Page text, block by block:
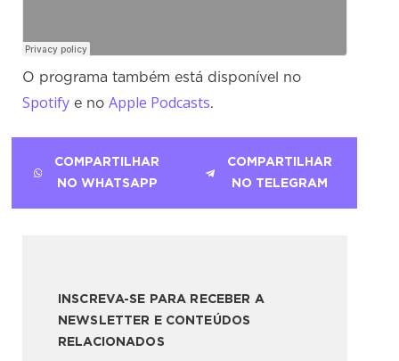
O programa também está disponível no
Spotify e noApple Podcasts.
COMPARTILHAR
NO WHATSAPP
COMPARTILHAR
NO TELEGRAM
INSCREVA-SE PARA RECEBER A
NEWSLETTER E CONTEÚDOS
RELACIONADOS